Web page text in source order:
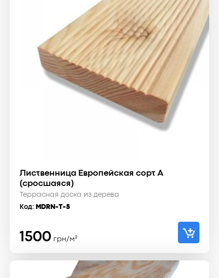
Лиственница Европейская сорт A
(сросшаяся)
Террасная доска из дерева
Код: MDRN-T-5
1500 грн/м²